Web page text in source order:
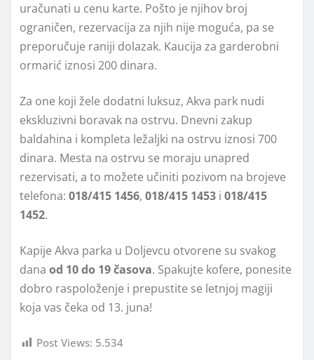
uračunati u cenu karte. Pošto je njihov broj
ograničen, rezervacija za njih nije moguća, pa se
preporučuje raniji dolazak. Kaucija za garderobni
ormarić iznosi 200 dinara.
Za one koji žele dodatni luksuz, Akva park nudi
ekskluzivni boravak na ostrvu. Dnevni zakup
baldahina i kompleta ležaljki na ostrvu iznosi 700
dinara. Mesta na ostrvu se moraju unapred
rezervisati, a to možete učiniti pozivom na brojeve
telefona: 018/415 1456, 018/415 1453 i 018/415
1452.
Kapije Akva parka u Doljevcu otvorene su svakog
dana od 10 do 19 časova. Spakujte kofere, ponesite
dobro raspoloženje i prepustite se letnjoj magiji
koja vas čeka od 13. juna!
Post Views: 5.534